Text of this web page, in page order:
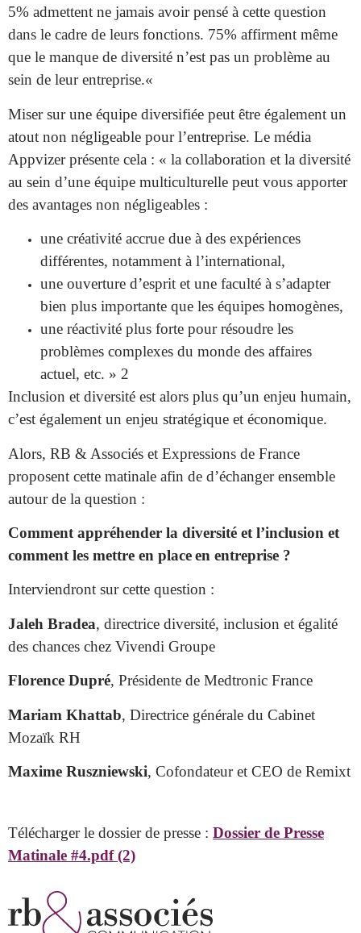
5% admettent ne jamais avoir pensé à cette question
dans le cadre de leurs fonctions. 75% affirment même
que le manque de diversité n’est pas un problème au
sein de leur entreprise.«
Miser sur une équipe diversifiée peut être également un
atout non négligeable pour l’entreprise. Le média
Appvizer présente cela : « la collaboration et la diversité
au sein d’une équipe multiculturelle peut vous apporter
des avantages non négligeables :
une créativité accrue due à des expériences
différentes, notamment à l’international,
une ouverture d’esprit et une faculté à s’adapter
bien plus importante que les équipes homogènes,
une réactivité plus forte pour résoudre les
problèmes complexes du monde des affaires
actuel, etc. » 2
Inclusion et diversité est alors plus qu’un enjeu humain,
c’est également un enjeu stratégique et économique.
Alors, RB & Associés et Expressions de France
proposent cette matinale afin de d’échanger ensemble
autour de la question :
Comment appréhender la diversité et l’inclusion et
comment les mettre en place en entreprise ?
Interviendront sur cette question :
Jaleh Bradea, directrice diversité, inclusion et égalité
des chances chez Vivendi Groupe
Florence Dupré, Présidente de Medtronic France
Mariam Khattab, Directrice générale du Cabinet
Mozaïk RH
Maxime Ruszniewski, Cofondateur et CEO de Remixt
Télécharger le dossier de presse : Dossier de Presse
Matinale #4.pdf (2)